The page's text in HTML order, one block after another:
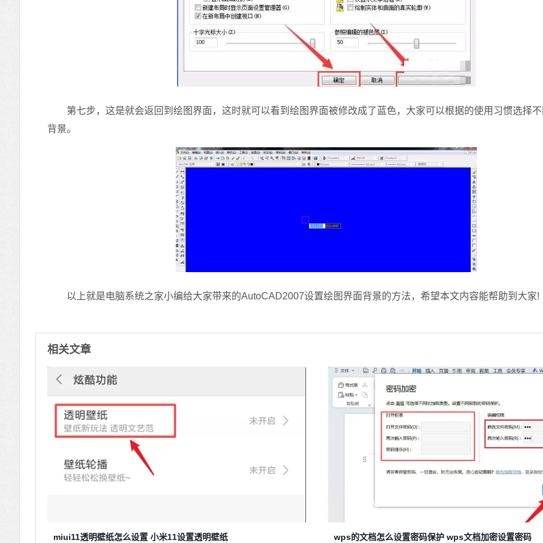
第七步，这是就会返回到绘图界面，这时就可以看到绘图界面被修改成了蓝色，大家可以根据的使用习惯选择
背景。
以上就是电脑系统之家小编给大家带来的AutoCAD2007设置绘图界面背景的方法，希望本文内容能帮助到大家!
相关文章
miui11透明壁纸怎么设置 小米11设置透明壁纸 wps的文档怎么设置密码保护 wps文档加密设置密码